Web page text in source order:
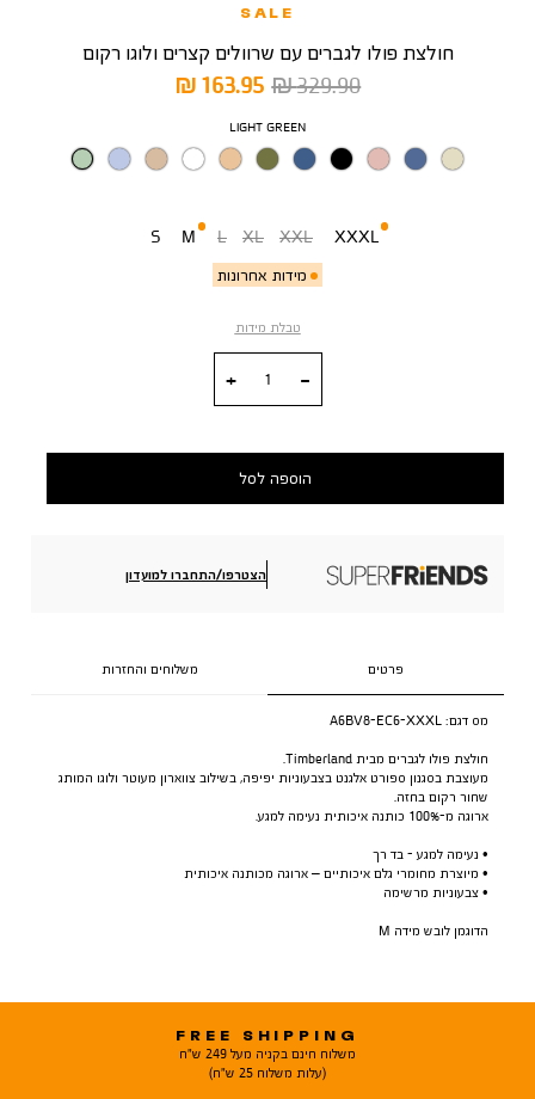
SALE
חולצת פולו לגברים עם שרוולים קצרים ולוגו רקום
מחיר
מוצר
163.95 ₪
מחיר
329.90 ₪
צבע
LIGHT GREEN
S M
מידות אחרונות
L XL XXL XXXL
טבלת מידות
הוספה לסל
הצטרפו/התחברו למועדון
פרטים משלוחים והחזרות
מס דגם: A6BV8-EC6-XXXL
חולצת פולו לגברים מבית Timberland.
מעוצבת בסגנון ספורט אלגנט בצבעוניות יפיפה, בשילוב צווארון מעוטר ולוגו המותג
שחור רקום בחזה.
ארוגה מ-100% כותנה איכותית נעימה למגע.
• נעימה למגע - בד רך
• מיוצרת מחומרי גלם איכותיים – ארוגה מכותנה איכותית
• צבעוניות מרשימה
הדוגמן לובש מידה M
FREE SHIPPING
משלוח חינם בקניה מעל 249 ש"ח
(עלות משלוח 25 ש"ח)